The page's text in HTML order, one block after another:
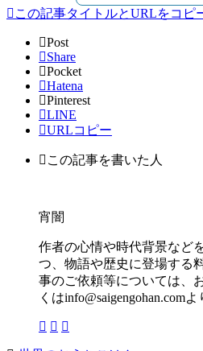
この記事タイトルとURLをコピ
Post
Share
Pocket
Hatena
Pinterest
LINE
URLコピー
この記事を書いた人
宵闇
作者の心情や時代背景など
つ、物語や歴史に登場する
事のご依頼等については、
くはinfo@saigengohan.comよ